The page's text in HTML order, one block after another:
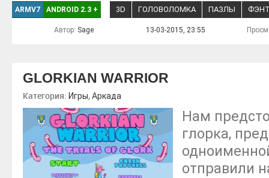
ARMV7 ANDROID 2.3 + 3D ГОЛОВОЛОМКА ПАЗЛЫ
Автор: Sage 13-03-2015, 23:55
GLORKIAN WARRIOR
Категория: Игры,Аркада
Нам
глорка,
отправили